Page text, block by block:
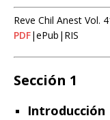
Reve Chil Anest Vol.
PDF|ePub|RIS
Sección 1
Introducción